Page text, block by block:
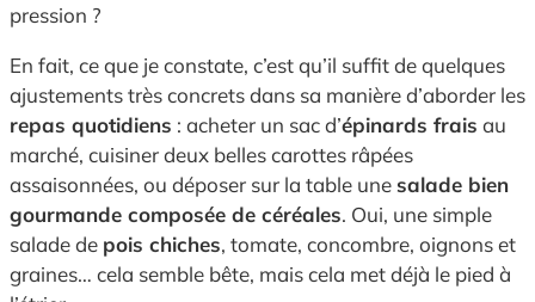
pression ?
En fait, ce que je constate, c’est qu’il suffit de quelques
ajustements très concrets dans sa manière d’aborder les
repas quotidiens : acheter un sac d’épinards frais au
marché, cuisiner deux belles carottes râpées
assaisonnées, ou déposer sur la table une salade bien
gourmande composée de céréales. Oui, une simple
salade de pois chiches, tomate, concombre, oignons et
graines… cela semble bête, mais cela met déjà le pied à